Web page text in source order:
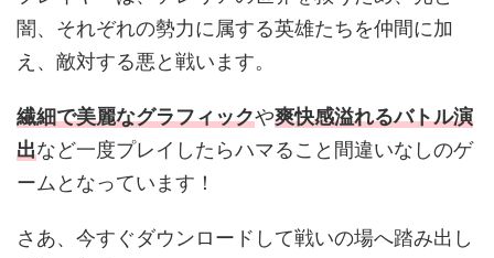
闇、それぞれの勢力に属する英雄たちを仲間に加
え、敵対する悪と戦います。
繊細で美麗なグラフィックや爽快感溢れるバトル演
出など一度プレイしたらハマること間違いなしのゲ
ームとなっています！
さあ、今すぐダウンロードして戦いの場へ踏み出し